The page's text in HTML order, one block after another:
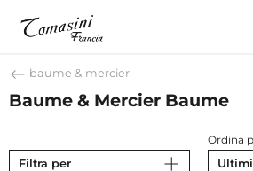
baume & mercier
Baume & Mercier Baume
Filtra per
Ordina